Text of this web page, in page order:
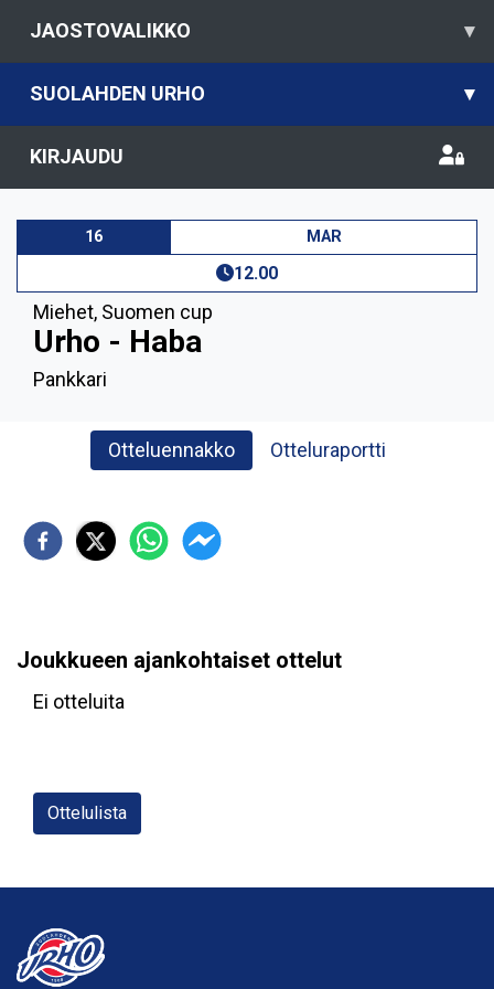
JAOSTOVALIKKO ▾
SUOLAHDEN URHO ▾
KIRJAUDU
16 MAR
12.00
Miehet, Suomen cup
Urho - Haba
Pankkari
Otteluennakko Otteluraportti
Joukkueen ajankohtaiset ottelut
Ei otteluita
Ottelulista